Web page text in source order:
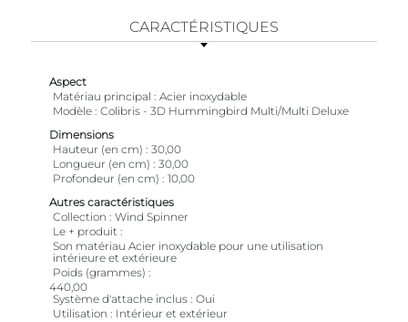
CARACTÉRISTIQUES
Aspect
Matériau principal
Acier inoxydable
Modèle Colibris - 3D Hummingbird Multi/Multi Deluxe
Dimensions
Hauteur (en cm)
30,00
Longueur (en cm)
30,00
Profondeur (en cm)
10,00
Autres caractéristiques
Collection
Wind Spinner
Le + produit
Son matériau Acier inoxydable pour une utilisation
intérieure et extérieure
Poids (grammes)
440,00
Système d'attache inclus Oui
Utilisation
Intérieur et extérieur